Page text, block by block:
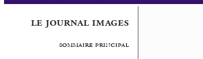
le journal images
sommaire principal